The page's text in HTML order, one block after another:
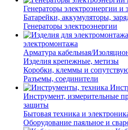
Генераторы электроэнергии и
Батарейки, аккумуляторы,
Генераторы электроэнергии
электромонтажа
Арматура кабельная/
Изделия крепежные, метизы
Коробки, клеммы и
Разъемы, соединители
Инструмент, измерительные
защиты
Бытовая техника и
Оборудование паяльное и